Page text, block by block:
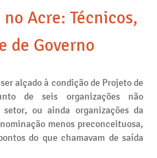
Acre: Técnicos,
de Governo
alçado à condição de Projeto de
de seis organizações não
ou ainda organizações da
menos preconceituosa,
do que chamavam de saída